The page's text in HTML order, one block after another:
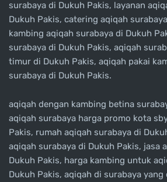
surabaya di Dukuh Pakis, layanan
Dukuh Pakis, catering aqiqah
kambing aqiqah surabaya di Dukuh
surabaya di Dukuh Pakis, aqiqah
timur di Dukuh Pakis, aqiqah pakai
surabaya di Dukuh Pakis.
aqiqah dengan kambing betina
aqiqah surabaya harga promo kota
Pakis, rumah aqiqah surabaya di
aqiqah surabaya di Dukuh Pakis, jasa
Dukuh Pakis, harga kambing untuk
Dukuh Pakis, aqiqah di surabaya yang